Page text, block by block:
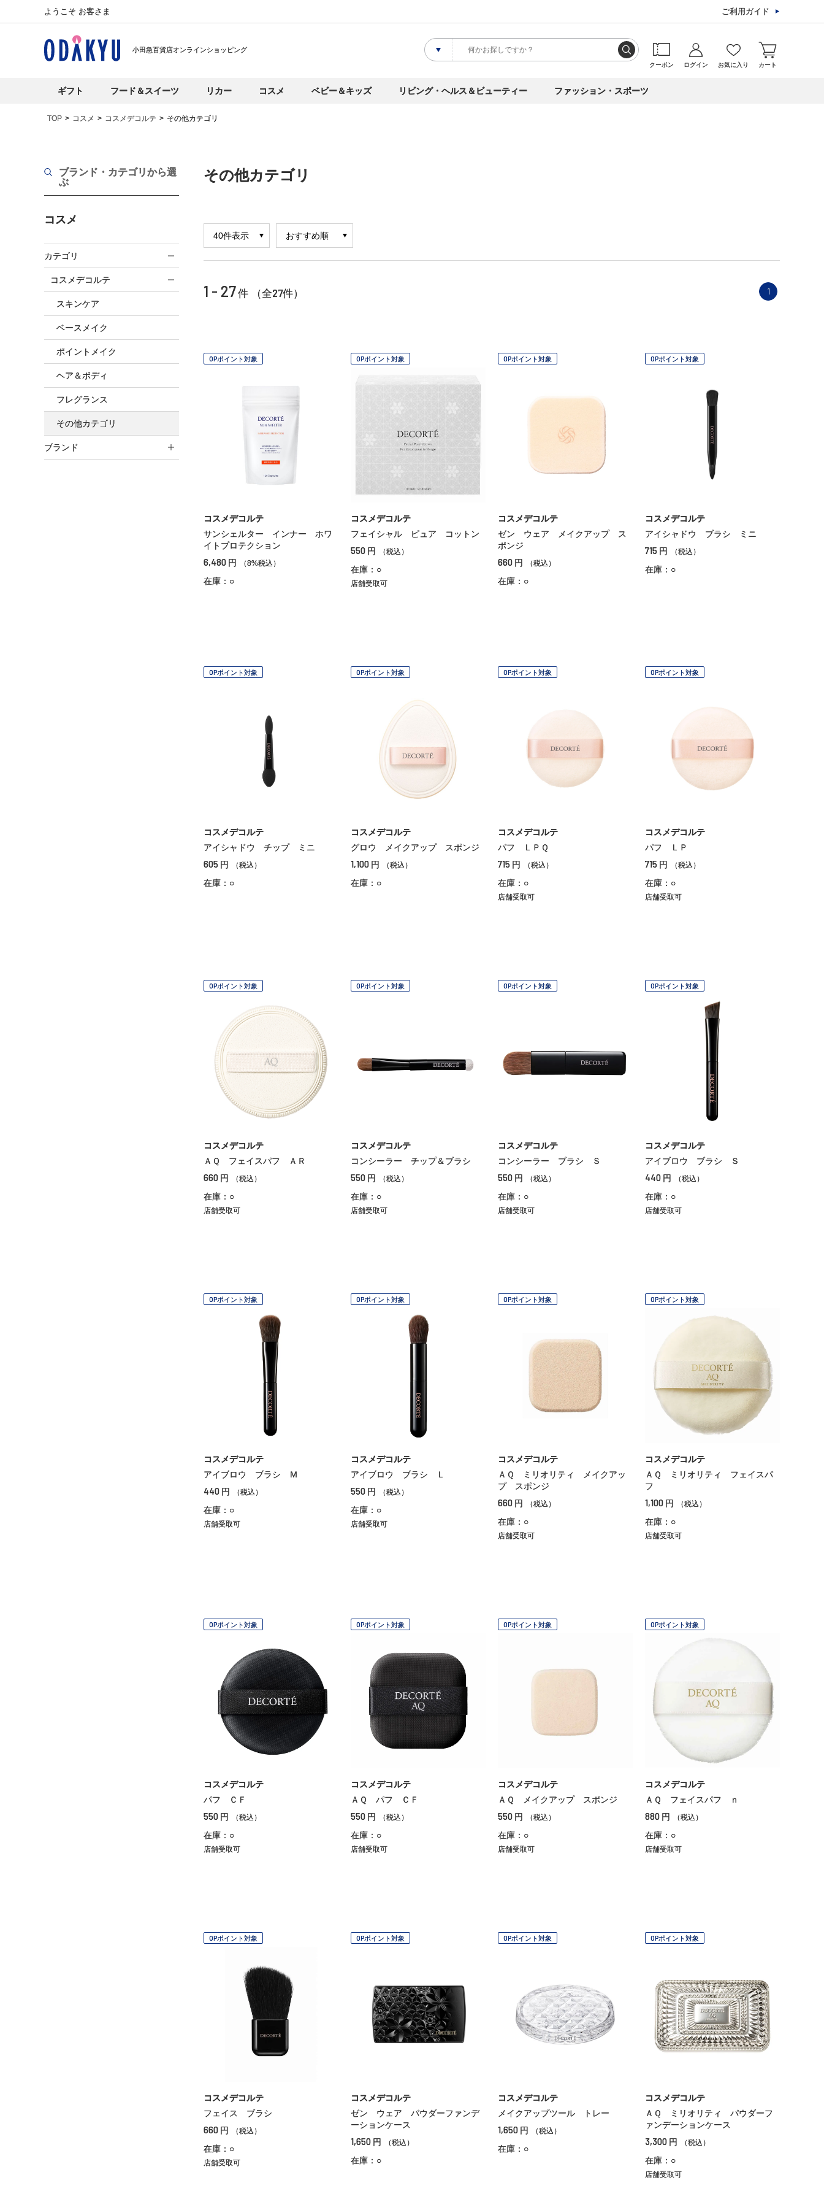
ようこそ お客さま ご利用ガイド
小田急百貨店オンラインショッピング
クーポン ログイン お気に入り カート
ギフト フード＆スイーツ リカー コスメ ベビー＆キッズ リビング・ヘルス＆ビューティー ファッション・スポーツ
TOP コスメ コスメデコルテ その他カテゴリ
ブランド・カテゴリから選
ぶ
コスメ
カテゴリ
コスメデコルテ
スキンケア
ベースメイク
ポイントメイク
ヘア＆ボディ
フレグランス
その他カテゴリ
ブランド
その他カテゴリ
1 - 27件 （全27件） 1
OPポイント対象
コスメデコルテ
サンシェルター インナー ホワ
イトプロテクション
6,480 円 （8%税込）
在庫：○
OPポイント対象
コスメデコルテ
フェイシャル ピュア コットン
550 円 （税込）
在庫：○
店舗受取可
OPポイント対象
コスメデコルテ
ゼン ウェア メイクアップ ス
ポンジ
660 円 （税込）
在庫：○
OPポイント対象
コスメデコルテ
アイシャドウ ブラシ ミニ
715 円 （税込）
在庫：○
OPポイント対象
コスメデコルテ
アイシャドウ チップ ミニ
605 円 （税込）
在庫：○
OPポイント対象
コスメデコルテ
グロウ メイクアップ スポンジ
1,100 円 （税込）
在庫：○
OPポイント対象
コスメデコルテ
パフ ＬＰＱ
715 円 （税込）
在庫：○
店舗受取可
OPポイント対象
コスメデコルテ
パフ ＬＰ
715 円 （税込）
在庫：○
店舗受取可
OPポイント対象
コスメデコルテ
ＡＱ フェイスパフ ＡＲ
660 円 （税込）
在庫：○
店舗受取可
OPポイント対象
コスメデコルテ
コンシーラー チップ＆ブラシ
550 円 （税込）
在庫：○
店舗受取可
OPポイント対象
コスメデコルテ
コンシーラー ブラシ Ｓ
550 円 （税込）
在庫：○
店舗受取可
OPポイント対象
コスメデコルテ
アイブロウ ブラシ Ｓ
440 円 （税込）
在庫：○
店舗受取可
OPポイント対象
コスメデコルテ
アイブロウ ブラシ Ｍ
440 円 （税込）
在庫：○
店舗受取可
OPポイント対象
コスメデコルテ
アイブロウ ブラシ Ｌ
550 円 （税込）
在庫：○
店舗受取可
OPポイント対象
コスメデコルテ
ＡＱ ミリオリティ メイクアッ
プ スポンジ
660 円 （税込）
在庫：○
店舗受取可
OPポイント対象
コスメデコルテ
ＡＱ ミリオリティ フェイスパ
フ
1,100 円 （税込）
在庫：○
店舗受取可
OPポイント対象
コスメデコルテ
パフ ＣＦ
550 円 （税込）
在庫：○
店舗受取可
OPポイント対象
コスメデコルテ
ＡＱ パフ ＣＦ
550 円 （税込）
在庫：○
店舗受取可
OPポイント対象
コスメデコルテ
ＡＱ メイクアップ スポンジ
550 円 （税込）
在庫：○
店舗受取可
OPポイント対象
コスメデコルテ
ＡＱ フェイスパフ ｎ
880 円 （税込）
在庫：○
店舗受取可
OPポイント対象
コスメデコルテ
フェイス ブラシ
660 円 （税込）
在庫：○
店舗受取可
OPポイント対象
コスメデコルテ
ゼン ウェア パウダーファンデ
ーションケース
1,650 円 （税込）
在庫：○
OPポイント対象
コスメデコルテ
メイクアップツール トレー
1,650 円 （税込）
在庫：○
OPポイント対象
コスメデコルテ
ＡＱ ミリオリティ パウダーフ
ァンデーションケース
3,300 円 （税込）
在庫：○
店舗受取可